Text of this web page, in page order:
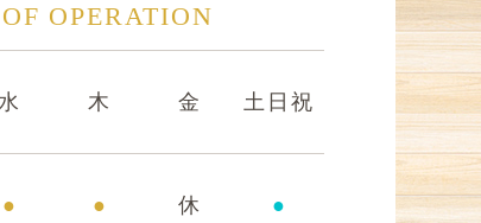
OPERATION
木 金 土日祝
● ● 休 ●